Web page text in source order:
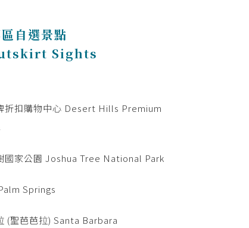
自選景點
Sights
折扣購物中心 Desert Hills Premium
國家公園 Joshua Tree National Park
Springs
(聖芭芭拉) Santa Barbara